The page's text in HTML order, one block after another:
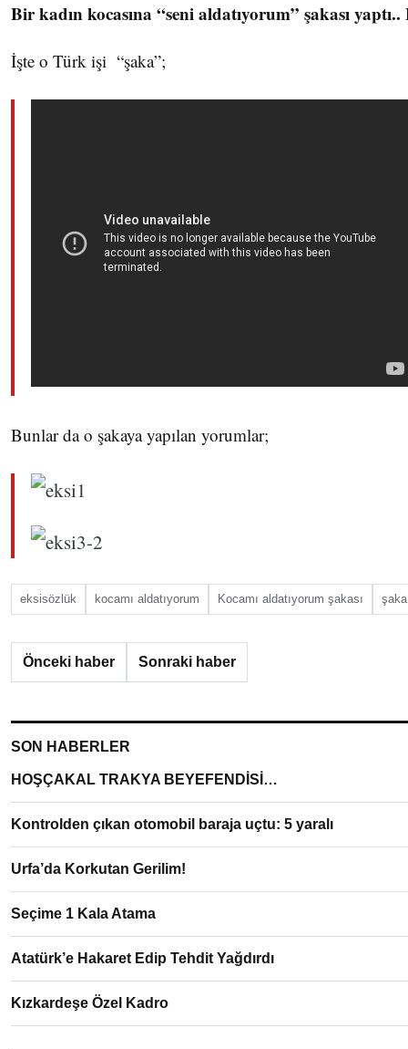
Bir kadın kocasına “seni aldatıyorum” şakası
İşte o Türk işi “şaka”;
Bunlar da o şakaya yapılan yorumlar;
eksisözlük kocamı aldatıyorum Kocamı aldatıyorum şakası şaka
Önceki haber Sonraki haber
SON HABERLER
HOŞÇAKAL TRAKYA BEYEFENDİSİ…
Kontrolden çıkan otomobil baraja uçtu: 5 yaralı
Urfa’da Korkutan Gerilim!
Seçime 1 Kala Atama
Atatürk’e Hakaret Edip Tehdit Yağdırdı
Kızkardeşe Özel Kadro